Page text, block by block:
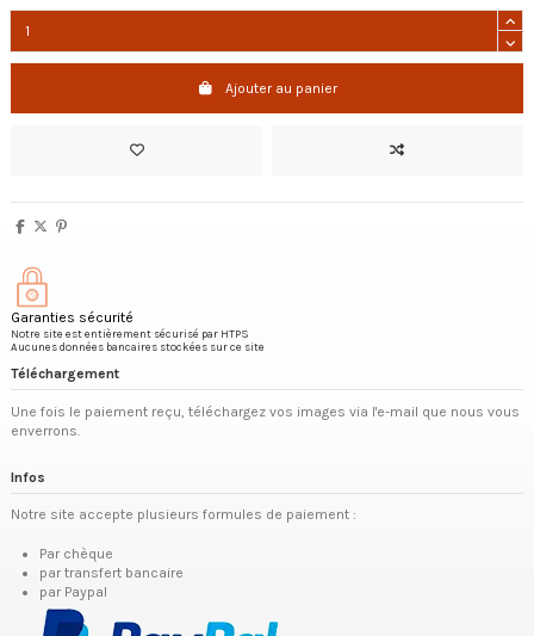
Ajouter au panier
Garanties sécurité
Notre site est entièrement sécurisé par HTPS
Aucunes données bancaires stockées sur ce site
Téléchargement
Une fois le paiement reçu, téléchargez vos images via l'e-mail que nous vous
enverrons.
Infos
Notre site accepte plusieurs formules de paiement :
Par chèque
par transfert bancaire
par Paypal